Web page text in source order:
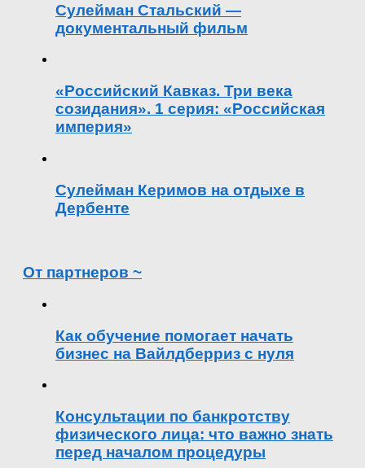
Сулейман Стальский —
документальный фильм
«Российский Кавказ. Три века
созидания». 1 серия: «Российская
империя»
Сулейман Керимов на отдыхе в
Дербенте
От партнеров ~
Как обучение помогает начать
бизнес на Вайлдберриз с нуля
Консультации по банкротству
физического лица: что важно знать
перед началом процедуры